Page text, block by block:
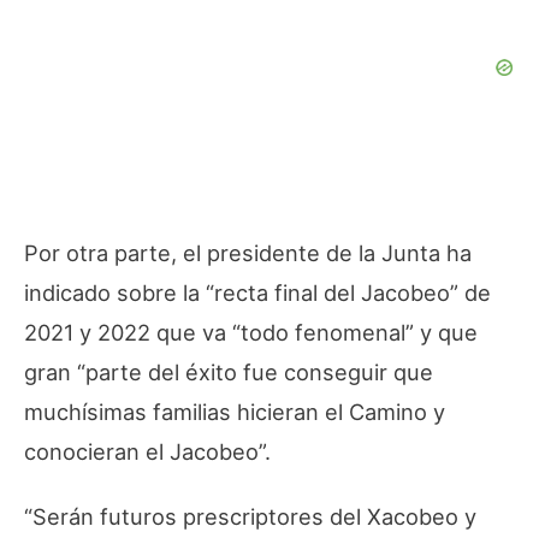
Por otra parte, el presidente de la Junta ha
indicado sobre la “recta final del Jacobeo” de
2021 y 2022 que va “todo fenomenal” y que
gran “parte del éxito fue conseguir que
muchísimas familias hicieran el Camino y
conocieran el Jacobeo”.
“Serán futuros prescriptores del Xacobeo y